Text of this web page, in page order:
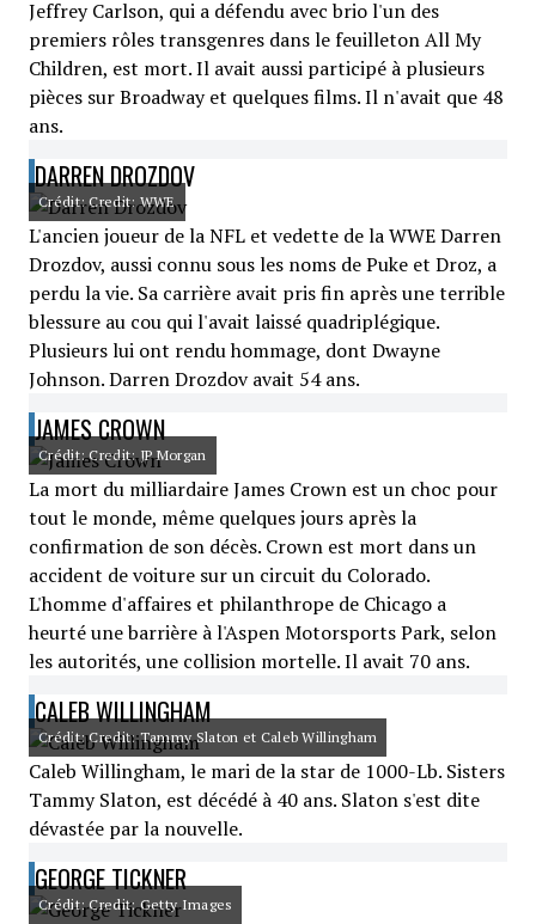
Jeffrey Carlson, qui a défendu avec brio l'un des
premiers rôles transgenres dans le feuilleton All My
Children, est mort. Il avait aussi participé à plusieurs
pièces sur Broadway et quelques films. Il n'avait que 48
ans.
DARREN DROZDOV
Crédit: Credit: WWE
L'ancien joueur de la NFL et vedette de la WWE Darren
Drozdov, aussi connu sous les noms de Puke et Droz, a
perdu la vie. Sa carrière avait pris fin après une terrible
blessure au cou qui l'avait laissé quadriplégique.
Plusieurs lui ont rendu hommage, dont Dwayne
Johnson. Darren Drozdov avait 54 ans.
JAMES CROWN
Crédit: Credit: JP Morgan
La mort du milliardaire James Crown est un choc pour
tout le monde, même quelques jours après la
confirmation de son décès. Crown est mort dans un
accident de voiture sur un circuit du Colorado.
L'homme d'affaires et philanthrope de Chicago a
heurté une barrière à l'Aspen Motorsports Park, selon
les autorités, une collision mortelle. Il avait 70 ans.
CALEB WILLINGHAM
Crédit: Credit: Tammy Slaton et Caleb Willingham
Caleb Willingham, le mari de la star de 1000-Lb. Sisters
Tammy Slaton, est décédé à 40 ans. Slaton s'est dite
dévastée par la nouvelle.
GEORGE TICKNER
Crédit: Credit: Getty Images